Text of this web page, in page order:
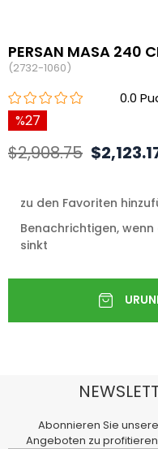
PERSAN MASA 240
(2732-1060)
0.0
27
$2,908.75
zu den Favoriten
Benachrichtigen, wenn
sinkt
Abonnieren Sie
Angeboten zu